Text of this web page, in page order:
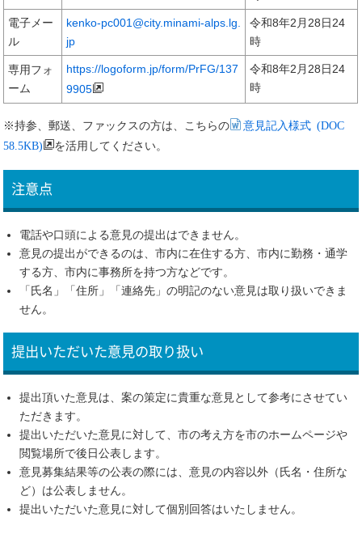
電子メー
ル
kenko-pc001@city.minami-alps.lg.
jp
令和8年2月28日24
時
専用フォ
ーム
https://logoform.jp/form/PrFG/137
9905
令和8年2月28日24
時
※持参、郵送、ファックスの方は、こちらの
意見記入様式 (DOC
58.5KB)
を活用してください。
注意点
電話や口頭による意見の提出はできません。
意見の提出ができるのは、市内に在住する方、市内に勤務・通学
する方、市内に事務所を持つ方などです。
「氏名」「住所」「連絡先」の明記のない意見は取り扱いできま
せん。
提出いただいた意見の取り扱い
提出頂いた意見は、案の策定に貴重な意見として参考にさせてい
ただきます。
提出いただいた意見に対して、市の考え方を市のホームページや
閲覧場所で後日公表します。
意見募集結果等の公表の際には、意見の内容以外（氏名・住所な
ど）は公表しません。
提出いただいた意見に対して個別回答はいたしません。